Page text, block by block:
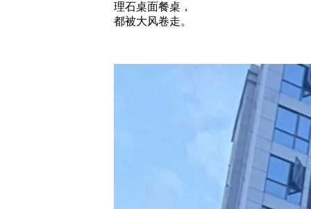
理石桌面餐桌，
都被大风卷走。